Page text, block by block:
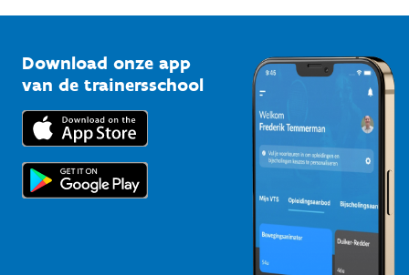
Bedrijven
Trainers en begeleiders
Topsporters
Vlaamse Trainersschool
Kennisplatform
Downloads
Voor de pers
Download onze app
van de trainersschool